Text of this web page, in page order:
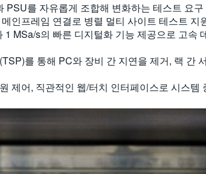
PSU를 자유롭게 조합해 변화하는 테스트 요
인프레임 연결로 병렬 멀티 사이트 테스트 지
MSa/s의 빠른 디지털화 기능 제공으로 고
를 통해 PC와 장비 간 지연을 제거, 랙 간
제어, 직관적인 웹/터치 인터페이스로 시스템